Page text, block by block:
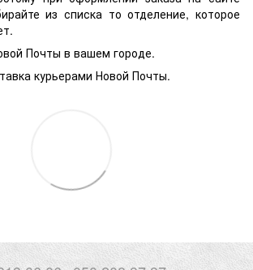
из списка то отделение, которое
Почты в вашем городе.
курьерами Новой Почты.